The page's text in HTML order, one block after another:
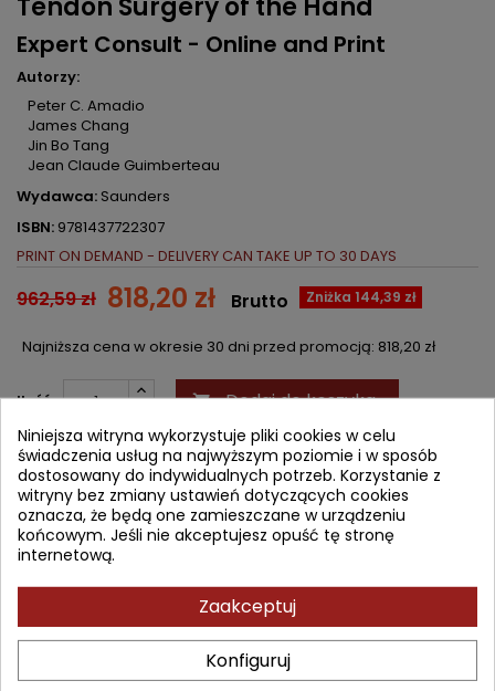
Tendon Surgery of the Hand
Expert Consult - Online and Print
Autorzy:
Peter C. Amadio
James Chang
Jin Bo Tang
Jean Claude Guimberteau
Wydawca: Saunders
ISBN: 9781437722307
PRINT ON DEMAND - DELIVERY CAN TAKE UP TO 30 DAYS
962,59 zł 818,20 zł Zniżka 144,39 zł
Brutto
Najniższa cena w okresie 30 dni przed promocją: 818,20 zł
Ilość  Dodaj do koszyka
Od 4 do 6 tygodni
Udostępnij
OPIS SZCZEGÓŁY PRODUKTU SPIS TREŚCI
Get the best results from the latest procedureswithTendon
onlyreference that offers
of this complex and challenging
Niniejsza witryna wykorzystuje pliki cookies w celu
świadczenia usług na najwyższym poziomie i w sposób
dostosowany do indywidualnych potrzeb. Korzystanie z
witryny bez zmiany ustawień dotyczących cookies
oznacza, że będą one zamieszczane w urządzeniu
końcowym. Jeśli nie akceptujesz opuść tę stronę
internetową.
Zaakceptuj
Konfiguruj